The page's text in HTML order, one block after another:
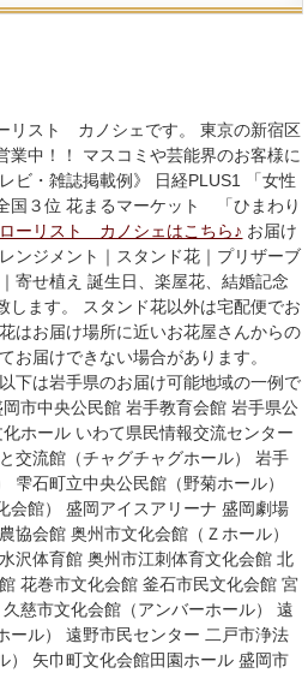
リスト カノシェです。 東京の新宿区
業中！！ マスコミや芸能界のお客様に
ビ・雑誌掲載例》 日経PLUS1 「女性
国３位 花まるマーケット 「ひまわり
ーリスト カノシェはこちら♪ お届け
ンジメント｜スタンド花｜プリザーブ
寄せ植え 誕生日、楽屋花、結婚記念
します。 スタンド花以外は宅配便でお
はお届け場所に近いお花屋さんからの
お届けできない場合があります。
下は岩手県のお届け可能地域の一例で
市中央公民館 岩手教育会館 岩手県公
ホール いわて県民情報交流センター
交流館（チャグチャグホール） 岩手
雫石町立中央公民館（野菊ホール）
会館） 盛岡アイスアリーナ 盛岡劇場
協会館 奥州市文化会館（Ｚホール）
沢体育館 奥州市江刺体育文化会館 北
花巻市文化会館 釜石市民文化会館 宮
慈市文化会館（アンバーホール） 遠
ール） 遠野市民センター 二戸市浄法
） 矢巾町文化会館田園ホール 盛岡市